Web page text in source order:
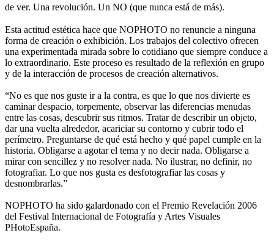
de ver. Una revolución. Un NO (que nunca está de más).
Esta actitud estética hace que NOPHOTO no renuncie a ninguna
forma de creación o exhibición. Los trabajos del colectivo ofrecen
una experimentada mirada sobre lo cotidiano que siempre conduce a
lo extraordinario. Este proceso es resultado de la reflexión en grupo
y de la interacción de procesos de creación alternativos.
“No es que nos guste ir a la contra, es que lo que nos divierte es
caminar despacio, torpemente, observar las diferencias menudas
entre las cosas, descubrir sus ritmos. Tratar de describir un objeto,
dar una vuelta alrededor, acariciar su contorno y cubrir todo el
perímetro. Preguntarse de qué está hecho y qué papel cumple en la
historia. Obligarse a agotar el tema y no decir nada. Obligarse a
mirar con sencillez y no resolver nada. No ilustrar, no definir, no
fotografiar. Lo que nos gusta es desfotografiar las cosas y
desnombrarlas.”
NOPHOTO ha sido galardonado con el Premio Revelación 2006
del Festival Internacional de Fotografía y Artes Visuales
PHotoEspaña.